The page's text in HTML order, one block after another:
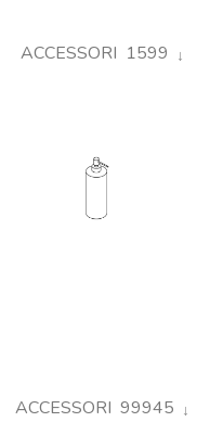
ACCESSORI 1599
ACCESSORI 99945